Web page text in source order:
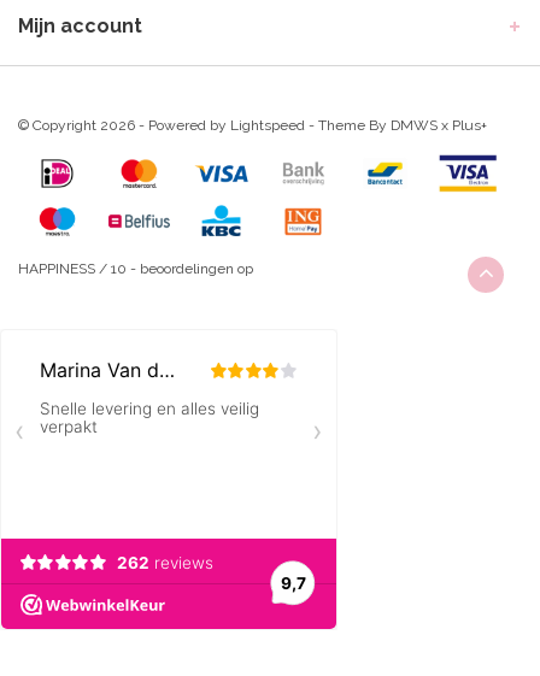
Mijn account
© Copyright 2026 - Powered by Lightspeed - Theme By DMWS x Plus+
HAPPINESS / 10 - beoordelingen op